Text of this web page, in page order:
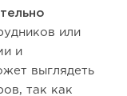
или
и
выглядеть
так как